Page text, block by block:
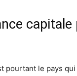
capitale
pourtant le pays